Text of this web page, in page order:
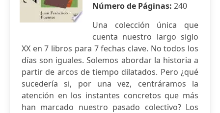
Número de Páginas: 240
Una colección única que
cuenta nuestro largo siglo
XX en 7 libros para 7 fechas clave. No todos los
días son iguales. Solemos abordar la historia a
partir de arcos de tiempo dilatados. Pero ¿qué
sucedería si, por una vez, centráramos la
atención en los instantes concretos que más
han marcado nuestro pasado colectivo? Los